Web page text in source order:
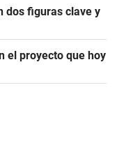
dos figuras clave y
el proyecto que hoy